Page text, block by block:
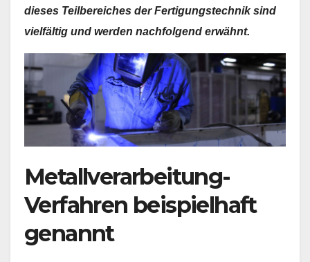
dieses Teilbereiches der Fertigungstechnik sind
vielfältig und werden nachfolgend erwähnt.
Metallverarbeitung-
Verfahren beispielhaft
genannt